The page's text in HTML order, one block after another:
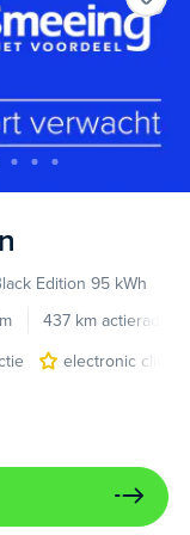
Edition 95 kWh
437 km actieradius
electronic